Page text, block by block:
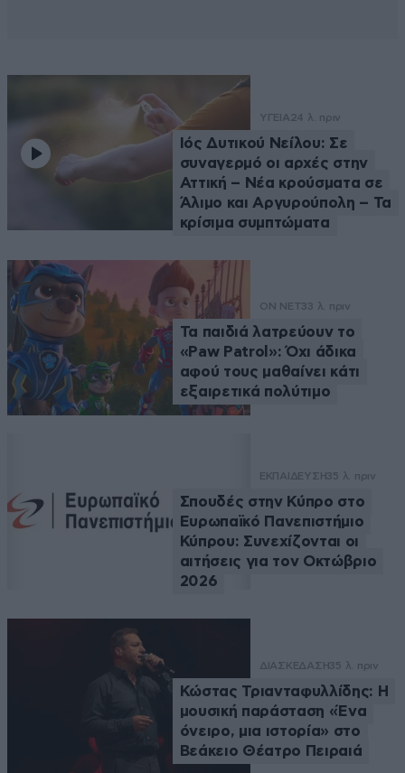
ΥΓΕΙΑ 24 λ. πριν
Ιός Δυτικού Νείλου: Σε
συναγερμό οι αρχές στην
Αττική – Νέα κρούσματα σε
Άλιμο και Αργυρούπολη – Τα
κρίσιμα συμπτώματα
ON NET33 λ. πριν
Τα παιδιά λατρεύουν το
«Paw Patrol»: Όχι άδικα
αφού τους μαθαίνει κάτι
εξαιρετικά πολύτιμο
ΕΚΠΑΙΔΕΥΣΗ35 λ. πριν
Σπουδές στην Κύπρο στο
Ευρωπαϊκό Πανεπιστήμιο
Κύπρου: Συνεχίζονται οι
αιτήσεις για τον Οκτώβριο
2026
ΔΙΑΣΚΕΔΑΣΗ35 λ. πριν
Κώστας Τριανταφυλλίδης: Η
μουσική παράσταση «Ένα
όνειρο, μια ιστορία» στο
Βεάκειο Θέατρο Πειραιά